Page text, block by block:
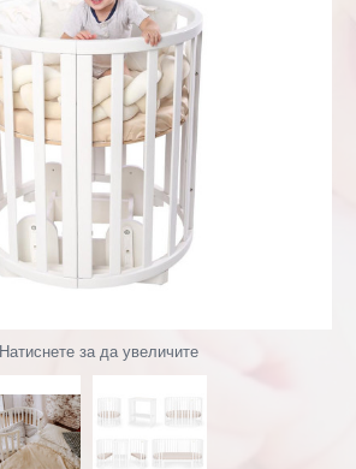
Натиснете за да увеличите